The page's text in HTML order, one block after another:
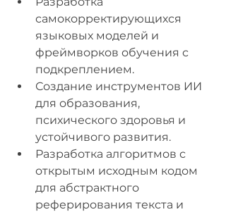
самокорректирующихся
языковых моделей и
фреймворков обучения с
подкреплением.
Создание инструментов ИИ
для образования,
психического здоровья и
устойчивого развития.
Разработка алгоритмов с
открытым исходным кодом
для абстрактного
реферирования текста и